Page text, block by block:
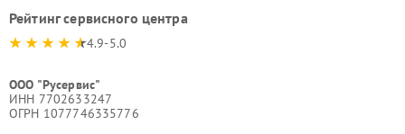
Рейтинг сервисного центра
4.9-5.0
ООО "Русервис"
ИНН 7702633247
ОГРН 1077746335776